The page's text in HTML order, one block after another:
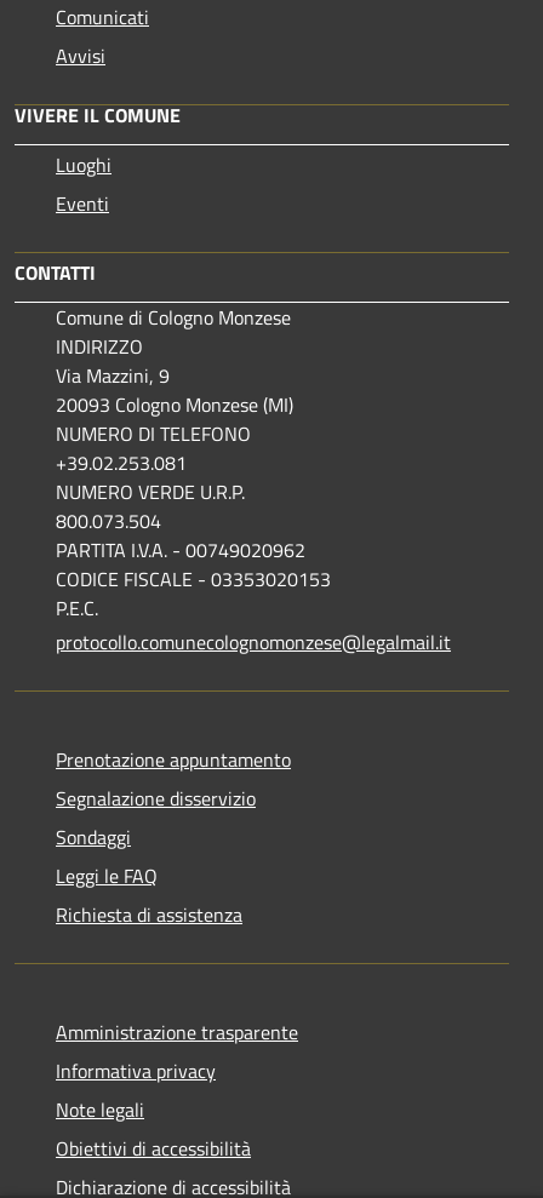
Comunicati
Avvisi
VIVERE IL COMUNE
Luoghi
Eventi
CONTATTI
Comune di Cologno Monzese
INDIRIZZO
Via Mazzini, 9
20093 Cologno Monzese (MI)
NUMERO DI TELEFONO
+39.02.253.081
NUMERO VERDE U.R.P.
800.073.504
PARTITA I.V.A. - 00749020962
CODICE FISCALE - 03353020153
P.E.C.
protocollo.comunecolognomonzese@legalmail.it
Prenotazione appuntamento
Segnalazione disservizio
Sondaggi
Leggi le FAQ
Richiesta di assistenza
Amministrazione trasparente
Informativa privacy
Note legali
Obiettivi di accessibilità
Dichiarazione di accessibilità